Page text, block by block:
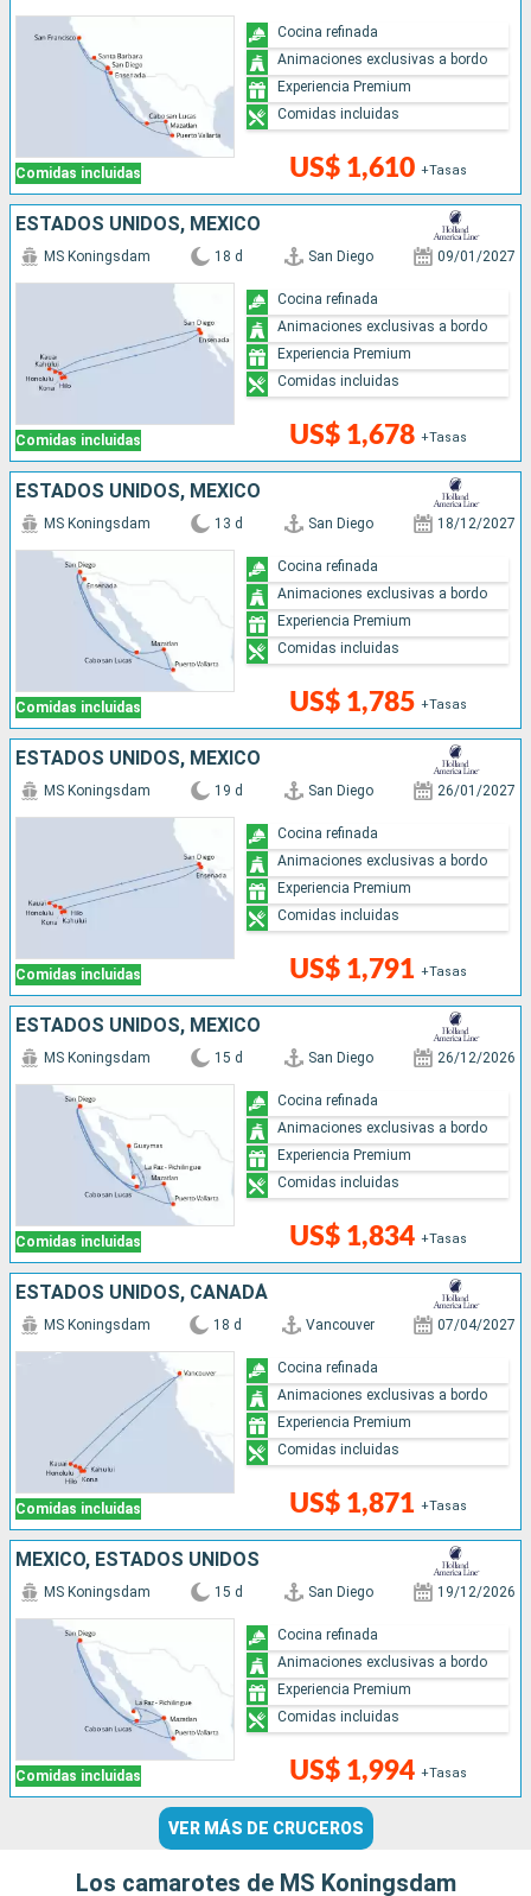
Comidas incluidas US$ 1,610 +Tasas
Cocina refinada
Animaciones exclusivas a bordo
Experiencia Premium
Comidas incluidas
ESTADOS UNIDOS, MÉXICO
Comidas incluidas
MS Koningsdam 18 d San Diego 09/01/2027
US$ 1,678 +Tasas
Cocina refinada
Animaciones exclusivas a bordo
Experiencia Premium
Comidas incluidas
ESTADOS UNIDOS, MÉXICO
Comidas incluidas
MS Koningsdam 13 d San Diego 18/12/2027
US$ 1,785 +Tasas
Cocina refinada
Animaciones exclusivas a bordo
Experiencia Premium
Comidas incluidas
ESTADOS UNIDOS, MÉXICO
Comidas incluidas
MS Koningsdam 19 d San Diego 26/01/2027
US$ 1,791 +Tasas
Cocina refinada
Animaciones exclusivas a bordo
Experiencia Premium
Comidas incluidas
ESTADOS UNIDOS, MÉXICO
Comidas incluidas
MS Koningsdam 15 d San Diego 26/12/2026
US$ 1,834 +Tasas
Cocina refinada
Animaciones exclusivas a bordo
Experiencia Premium
Comidas incluidas
ESTADOS UNIDOS, CANADÁ
Comidas incluidas
MS Koningsdam 18 d Vancouver 07/04/2027
US$ 1,871 +Tasas
Cocina refinada
Animaciones exclusivas a bordo
Experiencia Premium
Comidas incluidas
MÉXICO, ESTADOS UNIDOS
Comidas incluidas
MS Koningsdam 15 d San Diego 19/12/2026
US$ 1,994 +Tasas
Cocina refinada
Animaciones exclusivas a bordo
Experiencia Premium
Comidas incluidas
VER MÁS DE CRUCEROS
Los camarotes de MS Koningsdam